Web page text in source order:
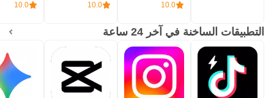
10.0
10.0
10.0
التطبيقات الساخنة في آخر 24 ساعة